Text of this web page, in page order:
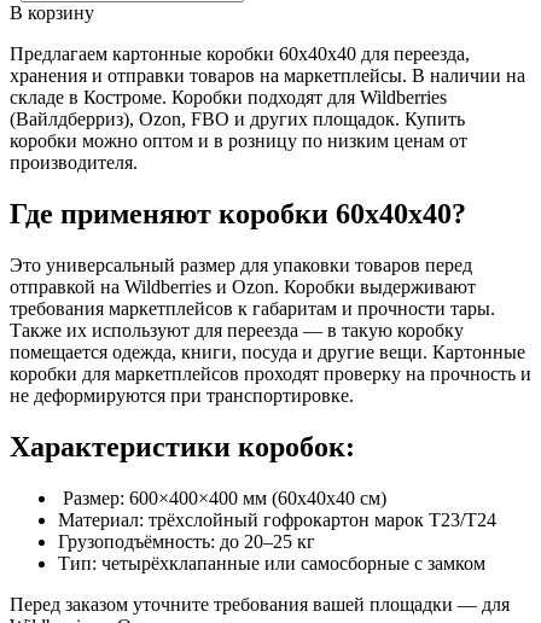
В корзину
Предлагаем картонные коробки 60х40х40 для переезда,
хранения и отправки товаров на маркетплейсы. В наличии на
складе в Костроме. Коробки подходят для Wildberries
(Вайлдберриз), Ozon, FBO и других площадок. Купить
коробки можно оптом и в розницу по низким ценам от
производителя.
Где применяют коробки 60х40х40?
Это универсальный размер для упаковки товаров перед
отправкой на Wildberries и Ozon. Коробки выдерживают
требования маркетплейсов к габаритам и прочности тары.
Также их используют для переезда — в такую коробку
помещается одежда, книги, посуда и другие вещи. Картонные
коробки для маркетплейсов проходят проверку на прочность и
не деформируются при транспортировке.
Характеристики коробок:
Размер: 600×400×400 мм (60х40х40 см)
Материал: трёхслойный гофрокартон марок Т23/Т24
Грузоподъёмность: до 20–25 кг
Тип: четырёхклапанные или самосборные с замком
Перед заказом уточните требования вашей площадки — для